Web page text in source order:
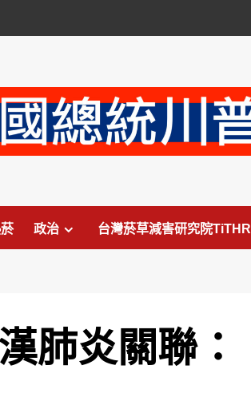
政治 台灣菸草減害研究院TiTHR
肺炎關聯：